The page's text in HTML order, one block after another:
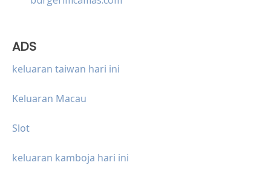
ADS
keluaran taiwan hari ini
Keluaran Macau
Slot
keluaran kamboja hari ini